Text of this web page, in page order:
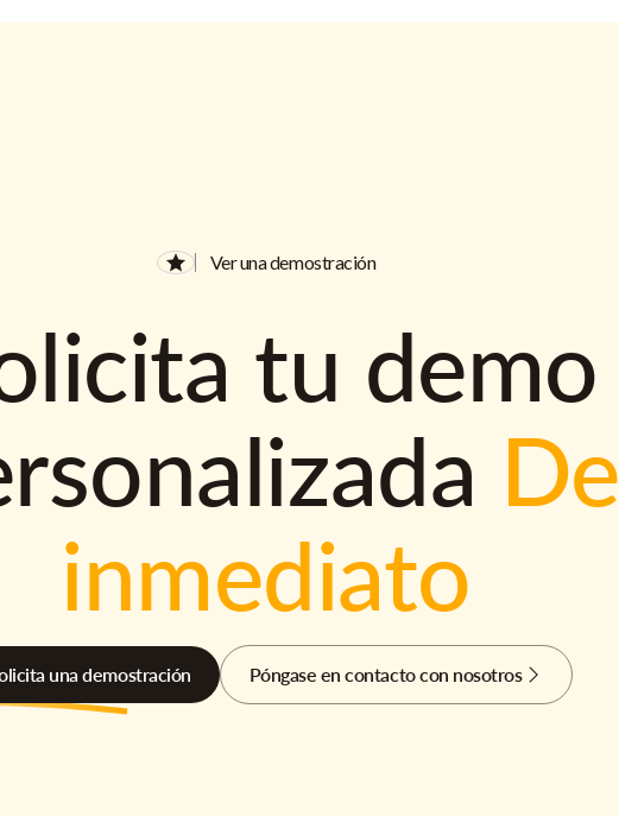
Ver una demostración
tu demo
De
inmediato
una demostración Póngase en contacto con nosotros